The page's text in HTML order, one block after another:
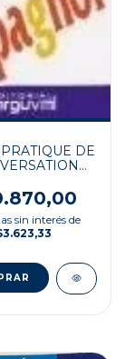
DE
sin interés de